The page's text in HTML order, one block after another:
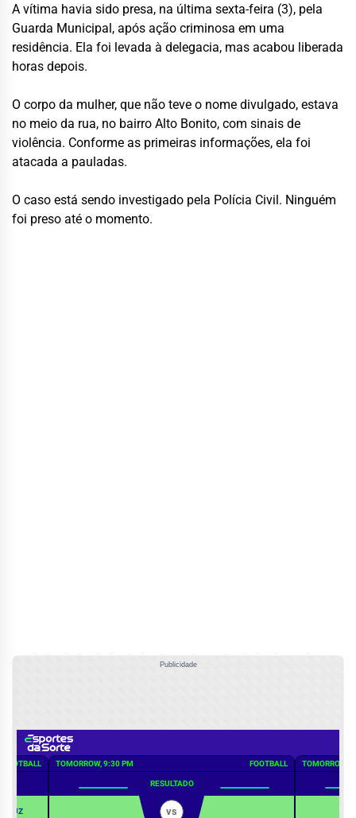
A vítima havia sido presa, na última sexta-feira (3), pela
Guarda Municipal, após ação criminosa em uma
residência. Ela foi levada à delegacia, mas acabou liberada
horas depois.
O corpo da mulher, que não teve o nome divulgado, estava
no meio da rua, no bairro Alto Bonito, com sinais de
violência. Conforme as primeiras informações, ela foi
atacada a pauladas.
O caso está sendo investigado pela Polícia Civil. Ninguém
foi preso até o momento.
Publicidade